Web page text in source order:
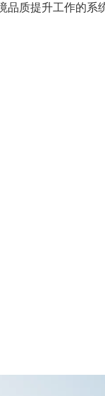
质提升工作的